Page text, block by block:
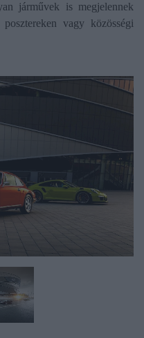
járművek is megjelennek
vagy közösségi